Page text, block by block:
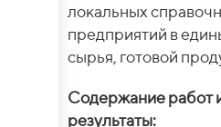
локальных
предприятий в
сырья, готовой
Содержание работ
результаты: